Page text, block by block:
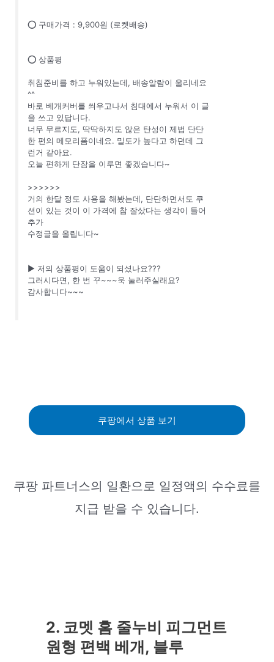
⭕ 구매가격 : 9,900원 (로켓배송)
⭕ 상품평
취침준비를 하고 누워있는데, 배송알람이 울리네요
^^
바로 베개커버를 씌우고나서 침대에서 누워서 이 글
을 쓰고 있답니다.
너무 무르지도, 딱딱하지도 않은 탄성이 제법 단단
한 편의 메모리폼이네요. 밀도가 높다고 하던데 그
런거 같아요.
오늘 편하게 단잠을 이루면 좋겠습니다~
>>>>>>
거의 한달 정도 사용을 해봤는데, 단단하면서도 쿠
션이 있는 것이 이 가격에 참 잘샀다는 생각이 들어
추가
수정글을 올립니다~
▶️ 저의 상품평이 도움이 되셨나요???
그러시다면, 한 번 꾸~~~욱 눌러주실래요?
감사합니다~~~
쿠팡에서 상품 보기
쿠팡 파트너스의 일환으로 일정액의 수수료를
지급 받을 수 있습니다.
2. 코멧 홈 줄누비 피그먼트
원형 편백 베개, 블루